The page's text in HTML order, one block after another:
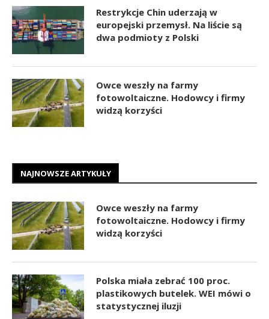
Restrykcje Chin uderzają w
europejski przemysł. Na liście są
dwa podmioty z Polski
Owce weszły na farmy
fotowoltaiczne. Hodowcy i firmy
widzą korzyści
NAJNOWSZE ARTYKUŁY
Owce weszły na farmy
fotowoltaiczne. Hodowcy i firmy
widzą korzyści
Polska miała zebrać 100 proc.
plastikowych butelek. WEI mówi o
statystycznej iluzji